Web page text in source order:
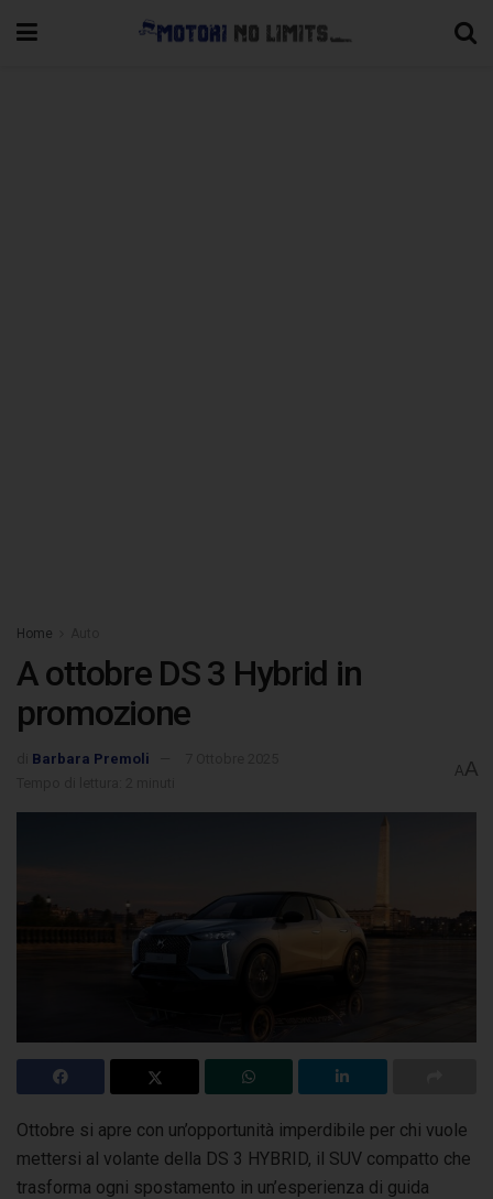
Home
A ottobre DS 3 Hybrid in
promozione
Barbara Premoli
AA
Ottobre si apre con un’opportunità imperdibile per chi vuole
mettersi al volante della DS 3 HYBRID, il SUV compatto che
trasforma ogni spostamento in un’esperienza di guida